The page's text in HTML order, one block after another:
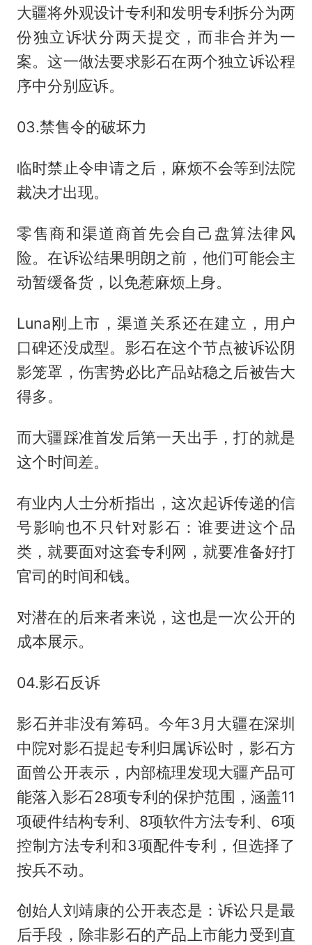
大疆将外观设计专利和发明专利拆分为两
份独立诉状分两天提交，而非合并为一
案。这一做法要求影石在两个独立诉讼程
序中分别应诉。
03.禁售令的破坏力
临时禁止令申请之后，麻烦不会等到法院
裁决才出现。
零售商和渠道商首先会自己盘算法律风
险。在诉讼结果明朗之前，他们可能会主
动暂缓备货，以免惹麻烦上身。
Luna刚上市，渠道关系还在建立，用户
口碑还没成型。影石在这个节点被诉讼阴
影笼罩，伤害势必比产品站稳之后被告大
得多。
而大疆踩准首发后第一天出手，打的就是
这个时间差。
有业内人士分析指出，这次起诉传递的信
号影响也不只针对影石：谁要进这个品
类，就要面对这套专利网，就要准备好打
官司的时间和钱。
对潜在的后来者来说，这也是一次公开的
成本展示。
04.影石反诉
影石并非没有筹码。今年3月大疆在深圳
中院对影石提起专利归属诉讼时，影石方
面曾公开表示，内部梳理发现大疆产品可
能落入影石28项专利的保护范围，涵盖11
项硬件结构专利、8项软件方法专利、6项
控制方法专利和3项配件专利，但选择了
按兵不动。
创始人刘靖康的公开表态是：诉讼只是最
后手段，除非影石的产品上市能力受到直